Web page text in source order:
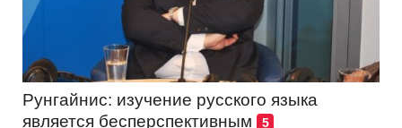
Рунгайнис: изучение русского языка
является бесперспективным
5